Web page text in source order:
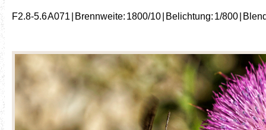
F2.8-5.6 A071 | Brennweite: 1800/10 | Belichtung: 1/800 |